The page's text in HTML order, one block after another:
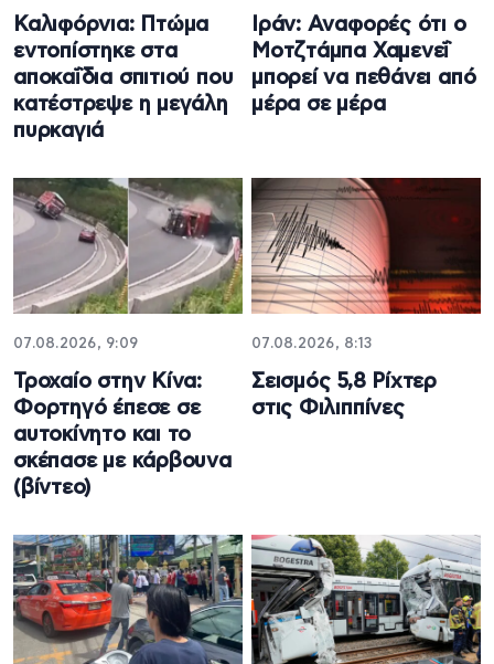
Καλιφόρνια: Πτώμα
εντοπίστηκε στα
αποκαΐδια σπιτιού που
κατέστρεψε η μεγάλη
πυρκαγιά
Ιράν: Αναφορές ότι ο
Μοτζτάμπα Χαμενεΐ
μπορεί να πεθάνει από
μέρα σε μέρα
07.08.2026, 9:09
Τροχαίο στην Κίνα:
Φορτηγό έπεσε σε
αυτοκίνητο και το
σκέπασε με κάρβουνα
(βίντεο)
07.08.2026, 8:13
Σεισμός 5,8 Ρίχτερ
στις Φιλιππίνες